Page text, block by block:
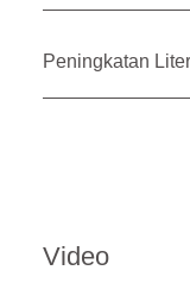
Peningkatan
Video